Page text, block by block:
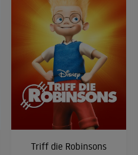
Triff die Robinsons